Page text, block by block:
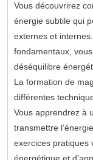
Vous découvrirez
énergie subtile qui
externes et
fondamentaux,
déséquilibre
La formation de
différentes
Vous apprendrez à
transmettre
exercices pratiques